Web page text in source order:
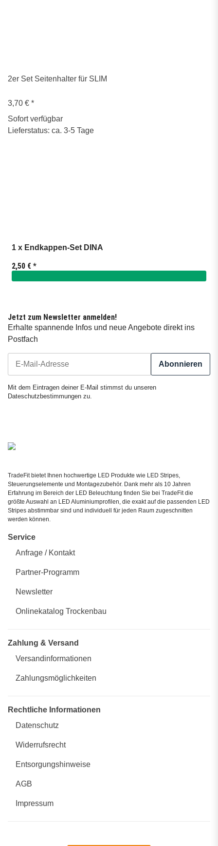
2er Set Seitenhalter für SLIM
3,70 € *
Sofort verfügbar
Lieferstatus: ca. 3-5 Tage
1 x Endkappen-Set DINA
2,50 € *
Jetzt zum Newsletter anmelden!
Erhalte spannende Infos und neue Angebote direkt ins
Postfach
Abonnieren
Mit dem Eintragen deiner E-Mail stimmst du unseren
Dateschutzbestimmungen zu.
TradeFit bietet Ihnen hochwertige LED Produkte wie LED Stripes,
Steuerungselemente und Montagezubehör. Dank mehr als 10 Jahren
Erfahrung im Bereich der LED Beleuchtung finden Sie bei TradeFit die
größte Auswahl an LED Aluminiumprofilen, die exakt auf die passenden LED
Stripes abstimmbar sind und individuell für jeden Raum zugeschnitten
werden können.
Service
Anfrage / Kontakt
Partner-Programm
Newsletter
Onlinekatalog Trockenbau
Zahlung & Versand
Versandinformationen
Zahlungsmöglichkeiten
Rechtliche Informationen
Datenschutz
Widerrufsrecht
Entsorgungshinweise
AGB
Impressum